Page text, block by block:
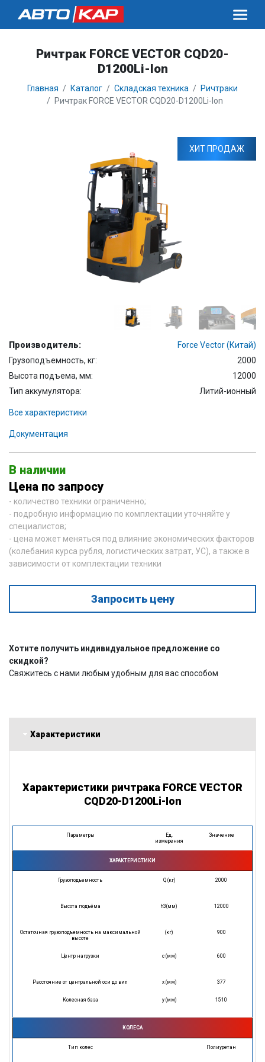
Ричтрак FORCE VECTOR CQD20-
D1200Li-Ion
Главная Каталог Складская техника
Ричтраки
Ричтрак FORCE VECTOR CQD20-D1200Li-Ion
ХИТ ПРОДАЖ
Производитель:
Force Vector (Китай)
Грузоподъемность, кг:
2000
Высота подъема, мм:
12000
Тип аккумулятора:
Литий-ионный
Все характеристики
Документация
В наличии
Цена по запросу
- количество техники ограниченно;
- подробную информацию по комплектации уточняйте у
специалистов;
- цена может меняться под влияние экономических факторов
(колебания курса рубля, логистических затрат, УС), а также в
зависимости от комплектации техники
Запросить цену
Хотите получить индивидуальное предложение со
скидкой?
Свяжитесь с нами любым удобным для вас способом
Характеристики
Характеристики ричтрака FORCE VECTOR
CQD20-D1200Li-Ion
Параметры
Ед.
измерения
Значение
ХАРАКТЕРИСТИКИ
Грузоподъемность Q (кг) 2000
Высота подъёма h3(мм) 12000
Остаточная грузоподъемность на максимальной
высоте
(кг) 900
Центр нагрузки с (мм) 600
Расстояние от центральной оси до вил x (мм) 377
Колесная база у (мм) 1510
КОЛЕСА
Тип колес Полиуретан